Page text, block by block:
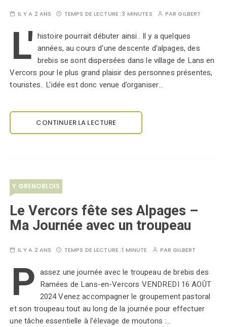
IL Y A 2 ANS TEMPS DE LECTURE :3 MINUTES PARGILBERT
L' histoire pourrait débuter ainsi.. Il y a quelques
années, au cours d'une descente d'alpages, des
brebis se sont dispersées dans le village de Lans en
Vercors pour le plus grand plaisir des personnes présentes,
touristes.. L'idée est donc venue d'organiser…
CONTINUER LA LECTURE
Y GRENOBLOIS
Le Vercors fête ses Alpages –
Ma Journée avec un troupeau
IL Y A 2 ANS TEMPS DE LECTURE :1 MINUTE PARGILBERT
P assez une journée avec le troupeau de brebis des
Ramées de Lans-en-Vercors VENDREDI 16 AOÛT
2024 Venez accompagner le groupement pastoral
et son troupeau tout au long de la journée pour effectuer
une tâche essentielle à l’élevage de moutons :…